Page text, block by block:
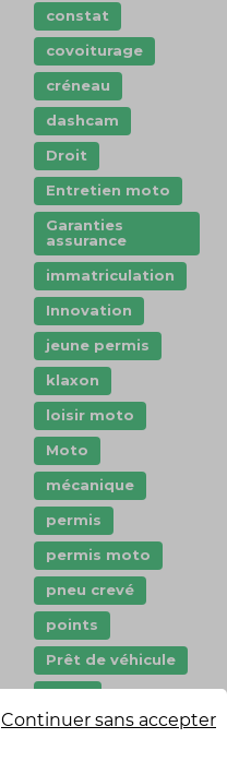
constat
covoiturage
créneau
dashcam
Droit
Entretien moto
Garanties
assurance
immatriculation
Innovation
jeune permis
klaxon
loisir moto
Moto
mécanique
permis
permis moto
pneu crevé
points
Prêt de véhicule
Quad
remorque
Continuer sans accepter